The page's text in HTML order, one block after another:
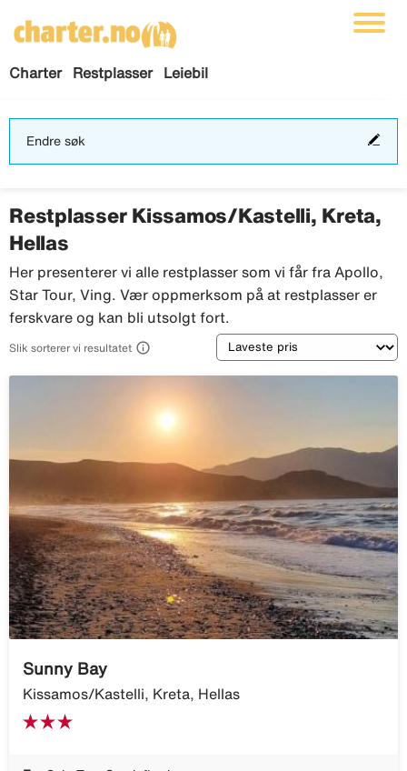
Charter Restplasser Leiebil
Endre søk
Restplasser Kissamos/Kastelli, Kreta,
Hellas
Her presenterer vi alle restplasser som vi får fra Apollo,
Star Tour, Ving. Vær oppmerksom på at restplasser er
ferskvare og kan bli utsolgt fort.
Slik sorterer vi resultatet  Sortering
Sunny Bay
Kissamos/Kastelli, Kreta, Hellas